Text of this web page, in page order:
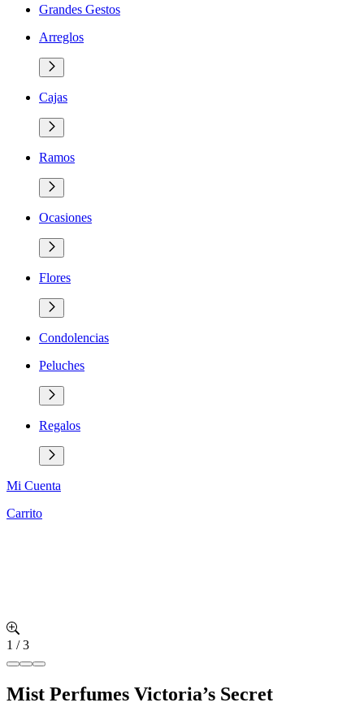
Grandes Gestos
Arreglos
Cajas
Ramos
Ocasiones
Flores
Condolencias
Peluches
Regalos
Mi Cuenta
Carrito
1 /3
Mist Perfumes Victoria’s Secret